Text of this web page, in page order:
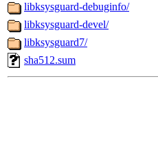
libksysguard-debuginfo/
libksysguard-devel/
libksysguard7/
sha512.sum